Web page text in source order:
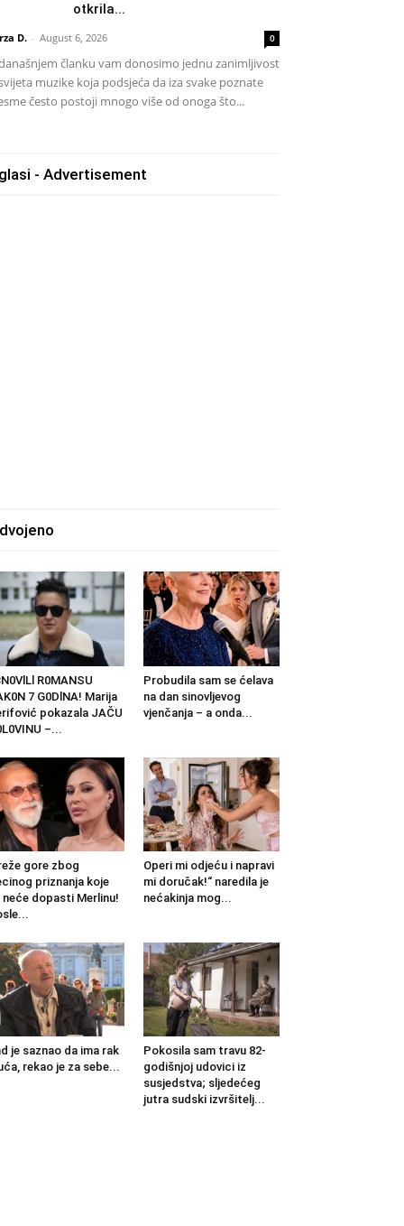
otkrila...
D. - August 6, 2026 0
članku vam donosimo jednu zanimljivost
muzike koja podsjeća da iza svake poznate
često postoji mnogo više od onoga što...
- Advertisement
R0MANSU
7 G0DlNA! Marija
pokazala JAČU
–...
Probudila sam se ćelava
na dan sinovljevog
vjenčanja – a onda...
gore zbog
priznanja koje
neće dopasti Merlinu!
Operi mi odjeću i napravi
mi doručak!“ naredila je
nećakinja mog...
je saznao da ima rak
rekao je za sebe...
Pokosila sam travu 82-
godišnjoj udovici iz
susjedstva; sljedećeg
jutra sudski izvršitelj...